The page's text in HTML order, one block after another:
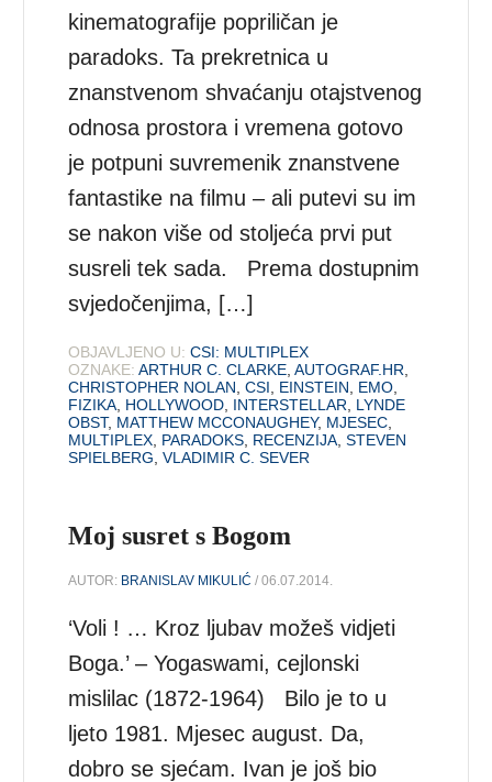
kinematografije popriličan je
paradoks. Ta prekretnica u
znanstvenom shvaćanju otajstvenog
odnosa prostora i vremena gotovo
je potpuni suvremenik znanstvene
fantastike na filmu – ali putevi su im
se nakon više od stoljeća prvi put
susreli tek sada. Prema dostupnim
svjedočenjima, […]
OBJAVLJENO U: CSI: MULTIPLEX
OZNAKE: ARTHUR C. CLARKE ,AUTOGRAF.HR
CHRISTOPHER NOLAN ,CSI EINSTEIN EMO
FIZIKA HOLLYWOOD INTERSTELLAR
LYNDE
OBST, MATTHEW MCCONAUGHEY, MJESEC
MULTIPLEX PARADOKS RECENZIJA ,STEVEN
SPIELBERG ,VLADIMIR C. SEVER
Moj susret s Bogom
AUTOR: BRANISLAV MIKULIĆ / 06.07.2014.
‘Voli ! … Kroz ljubav možeš vidjeti
Boga.’ – Yogaswami, cejlonski
mislilac (1872-1964) Bilo je to u
ljeto 1981. Mjesec august. Da,
dobro se sjećam. Ivan je još bio